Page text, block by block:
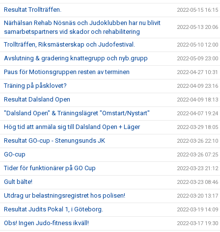
Resultat Trollträffen. 2022-05-15 16:15
Närhälsan Rehab Nösnäs och Judoklubben har nu blivit
samarbetspartners vid skador och rehabilitering
2022-05-13 20:06
Trollträffen, Riksmästerskap och Judofestival. 2022-05-10 12:00
Avslutning & gradering knattegrupp och nyb.grupp 2022-05-09 23:00
Paus för Motionsgruppen resten av terminen 2022-04-27 10:31
Träning på påsklovet? 2022-04-09 23:16
Resultat Dalsland Open 2022-04-09 18:13
"Dalsland Open" & Träningslägret "Omstart/Nystart" 2022-04-07 19:24
Hög tid att anmäla sig till Dalsland Open + Läger 2022-03-29 18:05
Resultat GO-cup - Stenungsunds JK 2022-03-26 22:10
GO-cup 2022-03-26 07:25
Tider för funktionärer på GO Cup 2022-03-23 21:12
Gult bälte! 2022-03-23 08:46
Utdrag ur belastningsregistret hos polisen! 2022-03-20 13:17
Resultat Judits Pokal 1, i Göteborg. 2022-03-19 14:09
Obs! Ingen Judo-fitness ikväll! 2022-03-17 19:30